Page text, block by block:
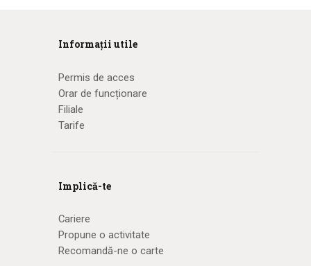
Informații utile
Permis de acces
Orar de funcționare
Filiale
Tarife
Implică-te
Cariere
Propune o activitate
Recomandă-ne o carte